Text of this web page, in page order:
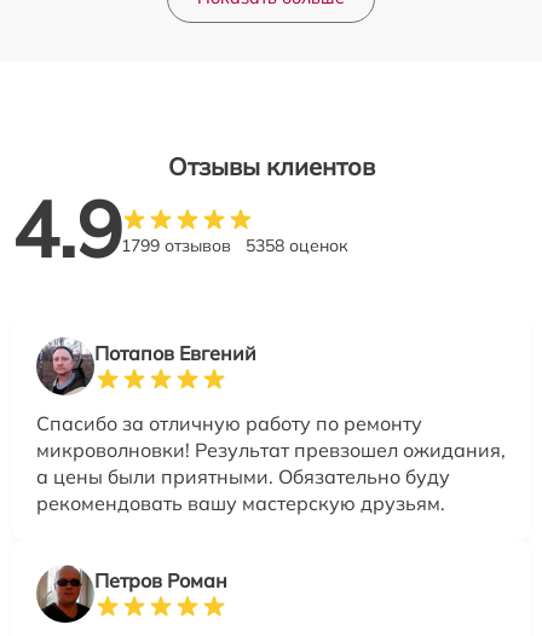
Отзывы клиентов
4.91799 отзывов 5358 оценок
Потапов Евгений
Спасибо за отличную работу по ремонту
микроволновки! Результат превзошел ожидания,
а цены были приятными. Обязательно буду
рекомендовать вашу мастерскую друзьям.
Петров Роман